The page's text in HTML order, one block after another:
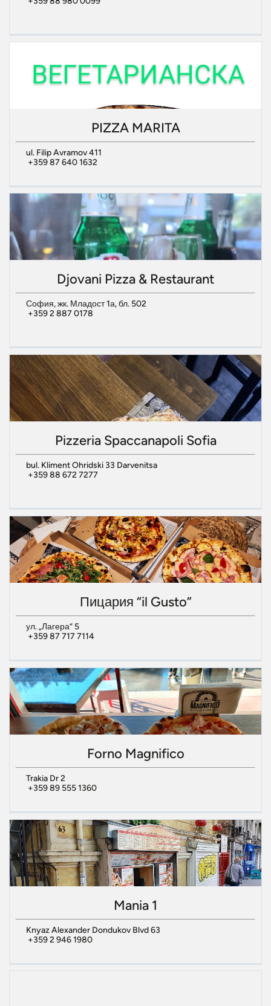
PIZZA MARITA
ul. Filip Avramov 411
+359 87 640 1632
Djovani Pizza & Restaurant
София, жк. Младост 1а, бл. 502
+359 2 887 0178
Pizzeria Spaccanapoli Sofia
bul. Kliment Ohridski 33 Darvenitsa
+359 88 672 7277
Пицария “il Gusto”
ул. „Лагера“ 5
+359 87 717 7114
Forno Magnifico
Trakia Dr 2
+359 89 555 1360
Mania 1
Knyaz Alexander Dondukov Blvd 63
+359 2 946 1980